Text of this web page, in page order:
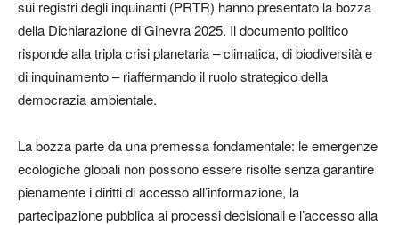
sui registri degli inquinanti (PRTR) hanno presentato la bozza
della Dichiarazione di Ginevra 2025. Il documento politico
risponde alla tripla crisi planetaria – climatica, di biodiversità e
di inquinamento – riaffermando il ruolo strategico della
democrazia ambientale.
La bozza parte da una premessa fondamentale: le emergenze
ecologiche globali non possono essere risolte senza garantire
pienamente i diritti di accesso all’informazione, la
partecipazione pubblica ai processi decisionali e l’accesso alla